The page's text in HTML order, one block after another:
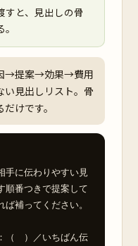
すと、見出しの骨
→提案→効果→費用
見出しリスト。骨
けです。
手に伝わりやすい見
順番つきで提案して
補ってください。
（　）／いちばん伝